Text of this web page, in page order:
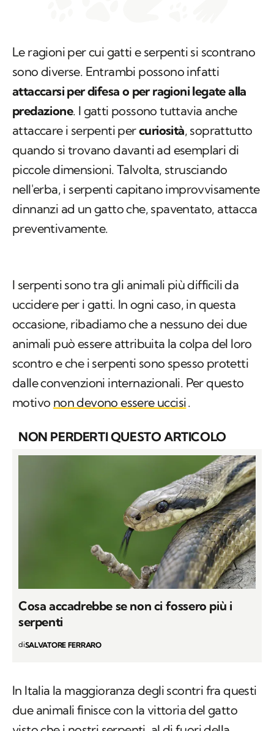
Le ragioni per cui gatti e serpenti si scontrano
sono diverse. Entrambi possono infatti
attaccarsi per difesa o per ragioni legate alla
predazione. I gatti possono tuttavia anche
attaccare i serpenti percuriosità, soprattutto
quando si trovano davanti ad esemplari di
piccole dimensioni. Talvolta, strusciando
nell'erba, i serpenti capitano improvvisamente
dinnanzi ad un gatto che, spaventato, attacca
preventivamente.
I serpenti sono tra gli animali più difficili da
uccidere per i gatti. In ogni caso, in questa
occasione, ribadiamo che a nessuno dei due
animali può essere attribuita la colpa del loro
scontro e che i serpenti sono spesso protetti
dalle convenzioni internazionali. Per questo
motivo non devono essere uccisi.
NON PERDERTI QUESTO ARTICOLO
Cosa accadrebbe se non ci fossero più i
serpenti
diSALVATORE FERRARO
In Italia la maggioranza degli scontri fra questi
due animali finisce con la vittoria del gatto